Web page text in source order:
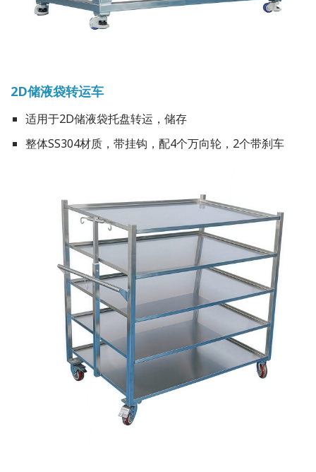
2D储液袋转运车
适用于2D储液袋托盘转运，储存
整体SS304材质，带挂钩，配4个万向轮，2个带刹车